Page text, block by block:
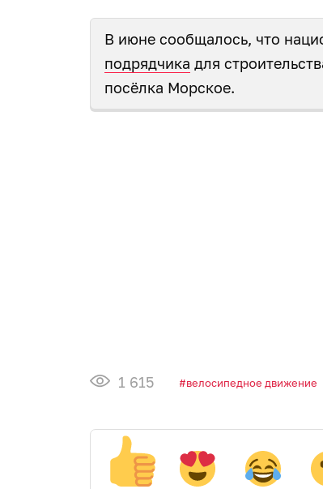
В июне сообщалось, что
подрядчика для
посёлка Морское.
1 615 велосипедное движение